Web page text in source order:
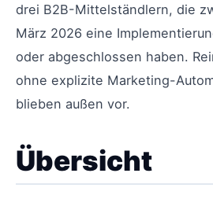
drei B2B-Mittelständlern, die
März 2026 eine
oder abgeschlossen haben.
ohne explizite Marketing-
blieben außen vor.
Übersicht